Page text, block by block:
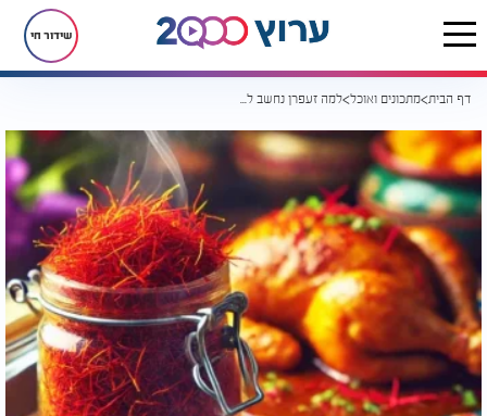
שידור חי
דף הבית מתכונים ואוכל למה זעפרן נחשב לתבלין היקר ביותר בעולם?